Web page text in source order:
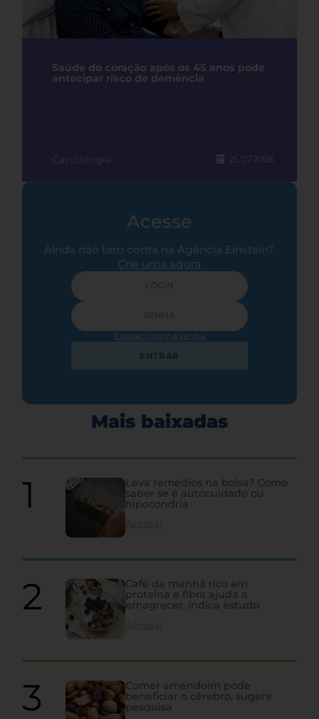
Saúde do coração após os 45 anos pode
antecipar risco de demência
Cardiologia 25.07.2026
Acesse
Ainda não tem conta na Agência Einstein?
Crie uma agora
Esqueci minha senha
ENTRAR
Mais baixadas
Leva remédios na bolsa? Como
saber se é autocuidado ou
hipocondria
Café da manhã rico em
proteína e fibra ajuda a
emagrecer, indica estudo
Comer amendoim pode
beneficiar o cérebro, sugere
pesquisa